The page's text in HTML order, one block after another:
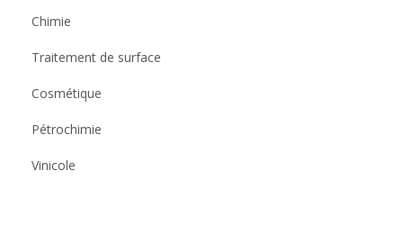
Chimie
Traitement de surface
Cosmétique
Pétrochimie
Vinicole